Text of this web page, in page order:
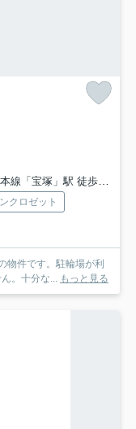
線「宝塚」駅 徒歩15分
クロゼット
物件です。駐輪場が利
。十分な... もっと見る